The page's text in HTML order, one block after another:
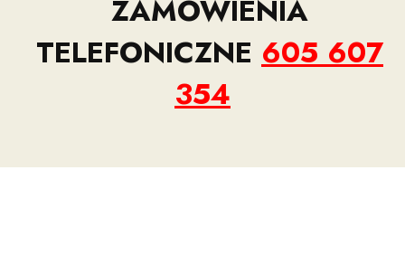
ZAMÓWIENIA
TELEFONICZNE 605 607
354